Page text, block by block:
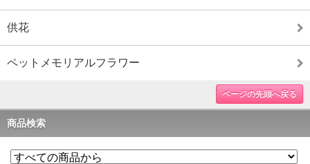
供花
ペットメモリアルフラワー
ページの先頭へ戻る
商品検索